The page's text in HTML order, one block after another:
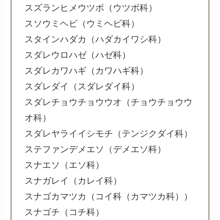
スズランヒメウツボ（ウツボ科）
スソウミヘビ（ウミヘビ科）
スタインハダカ（ハダカイワシ科）
スダレウロハゼ（ハゼ科）
スダレカワハギ（カワハギ科）
スダレダイ（スダレダイ科）
スダレチョウチョウウオ（チョウチョウウ
オ科）
スダレヤライイシモチ（テンジクダイ科）
ステファンデメエソ（デメエソ科）
スナエソ（エソ科）
スナガレイ（カレイ科）
スナゴカマツカ（コイ科（カマツカ科））
スナゴチ（コチ科）